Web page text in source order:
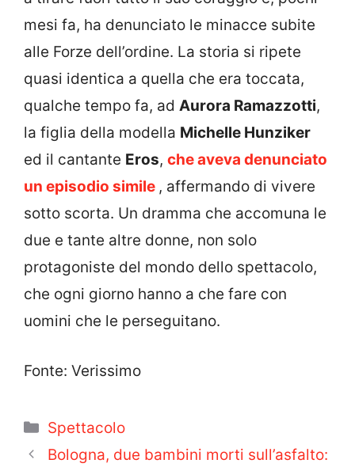
mesi fa, ha denunciato le minacce subite
alle Forze dell’ordine. La storia si ripete
quasi identica a quella che era toccata,
qualche tempo fa, ad Aurora Ramazzotti,
la figlia della modella Michelle Hunziker
ed il cantante Eros, che aveva denunciato
un episodio simile , affermando di vivere
sotto scorta. Un dramma che accomuna le
due e tante altre donne, non solo
protagoniste del mondo dello spettacolo,
che ogni giorno hanno a che fare con
uomini che le perseguitano.
Fonte: Verissimo
Categorie
Spettacolo
Bologna, due bambini morti sull’asfalto: